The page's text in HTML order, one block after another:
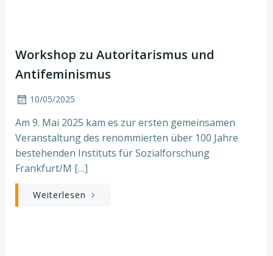
Workshop zu Autoritarismus und
Antifeminismus
10/05/2025
Am 9. Mai 2025 kam es zur ersten gemeinsamen
Veranstaltung des renommierten über 100 Jahre
bestehenden Instituts für Sozialforschung
Frankfurt/M […]
Weiterlesen